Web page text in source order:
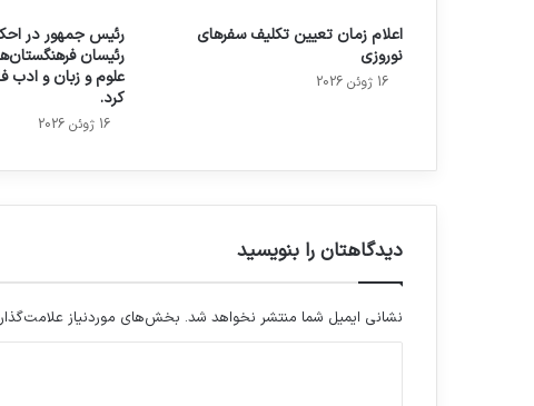
اعلام زمان تعیین تکلیف سفرهای
نوروزی
16 ژوئن 2026
رئیس جمهور در
رئیسان
علوم و زبان و ادب
کرد.
16 ژوئن 2026
دیدگاهتان را بنویسید
نشانی ایمیل شما منتشر نخواهد شد. بخش‌های موردنیاز